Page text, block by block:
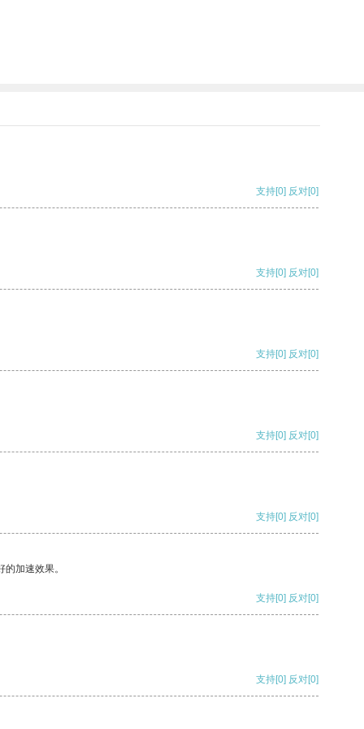
支持[0] 反对[0]
支持[0] 反对[0]
支持[0] 反对[0]
支持[0] 反对[0]
支持[0] 反对[0]
加速效果。
支持[0] 反对[0]
支持[0] 反对[0]